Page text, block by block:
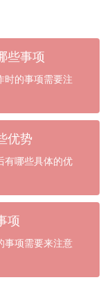
些事项
时的事项需要注
优势
有哪些具体的优
项
事项需要来注意